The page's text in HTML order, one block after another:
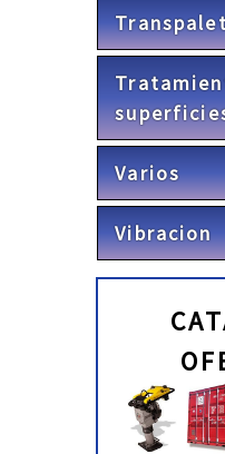
Varios
Vibracion